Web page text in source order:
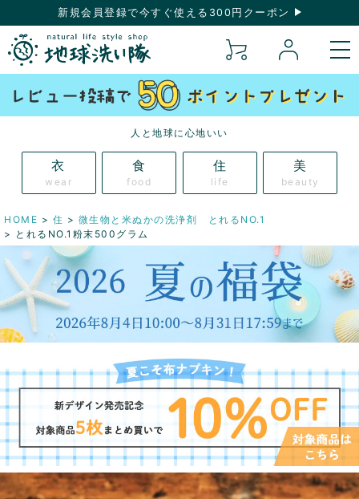
新規会員登録で今すぐ使える300円クーポン
人と地球に心地いい
衣
wear
食
food
住
life
美
beauty
HOME 住
微生物と米ぬかの洗浄剤 とれるNO.1
とれるNO.1粉末500グラム